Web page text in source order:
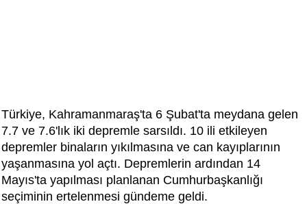
Türkiye, Kahramanmaraş'ta 6 Şubat'ta meydana gelen
7.7 ve 7.6'lık iki depremle sarsıldı. 10 ili etkileyen
depremler binaların yıkılmasına ve can kayıplarının
yaşanmasına yol açtı. Depremlerin ardından 14
Mayıs'ta yapılması planlanan Cumhurbaşkanlığı
seçiminin ertelenmesi gündeme geldi.